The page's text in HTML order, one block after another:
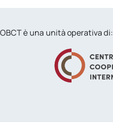
OBCT è una unità operativa di: